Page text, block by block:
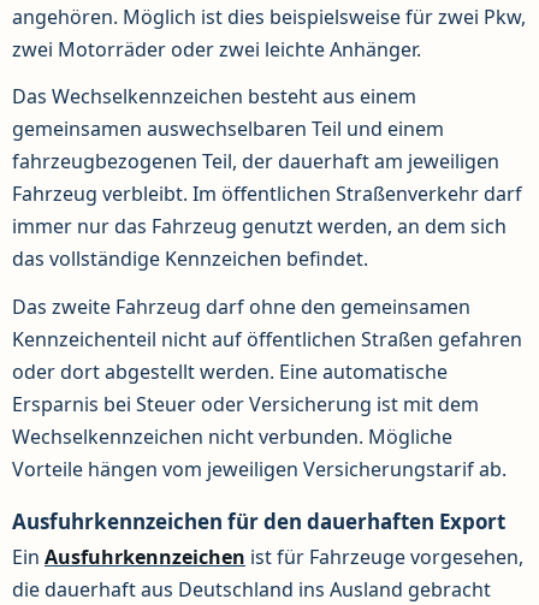
angehören. Möglich ist dies beispielsweise für zwei Pkw,
zwei Motorräder oder zwei leichte Anhänger.
Das Wechselkennzeichen besteht aus einem
gemeinsamen auswechselbaren Teil und einem
fahrzeugbezogenen Teil, der dauerhaft am jeweiligen
Fahrzeug verbleibt. Im öffentlichen Straßenverkehr darf
immer nur das Fahrzeug genutzt werden, an dem sich
das vollständige Kennzeichen befindet.
Das zweite Fahrzeug darf ohne den gemeinsamen
Kennzeichenteil nicht auf öffentlichen Straßen gefahren
oder dort abgestellt werden. Eine automatische
Ersparnis bei Steuer oder Versicherung ist mit dem
Wechselkennzeichen nicht verbunden. Mögliche
Vorteile hängen vom jeweiligen Versicherungstarif ab.
Ausfuhrkennzeichen für den dauerhaften Export
Ein Ausfuhrkennzeichen ist für Fahrzeuge vorgesehen,
die dauerhaft aus Deutschland ins Ausland gebracht